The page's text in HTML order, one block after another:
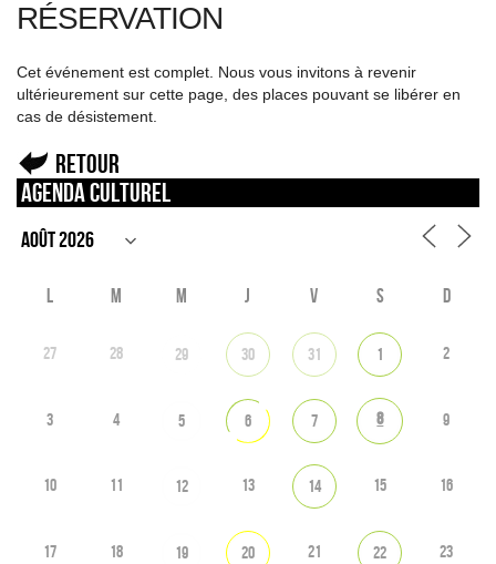
RÉSERVATION
Cet événement est complet. Nous vous invitons à revenir
ultérieurement sur cette page, des places pouvant se libérer en
cas de désistement.
Retour
Agenda culturel
L M M J V S D
27 28 29 30 31 1 2
3 4 5 6 7 8 9
10 11 12 13 14 15 16
17 18 19 20 21 22 23